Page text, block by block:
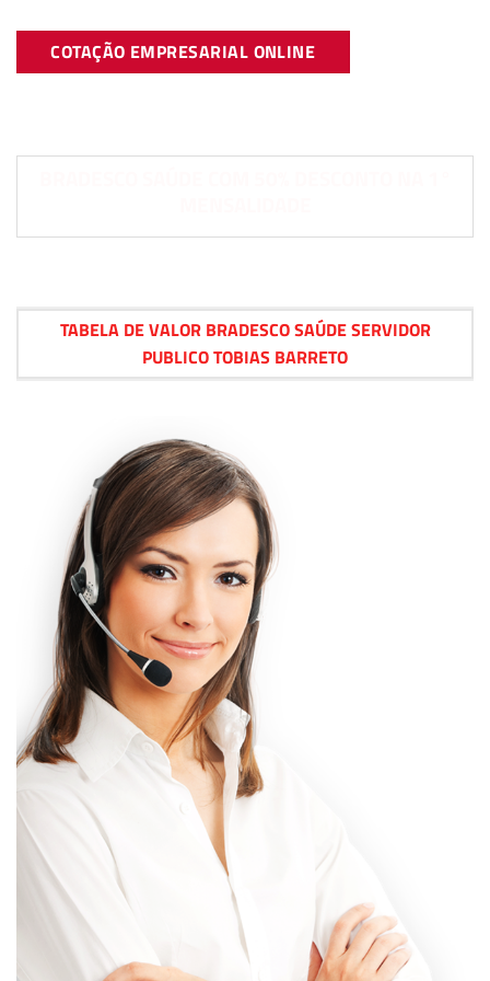
COTAÇÃO EMPRESARIAL ONLINE
TABELA DE VALOR BRADESCO SAÚDE SERVIDOR
PUBLICO TOBIAS BARRETO